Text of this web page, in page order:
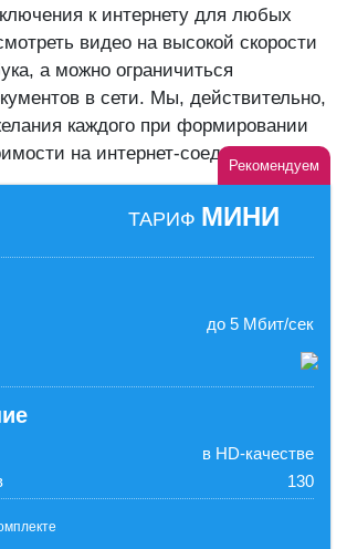
к интернету для любых
видео на высокой скорости
а можно ограничиться
в сети. Мы, действительно,
каждого при формировании
на интернет-соединение.
Рекомендуем
ТАРИФ МИНИ
до 5 Мбит/сек
в HD-качестве
130